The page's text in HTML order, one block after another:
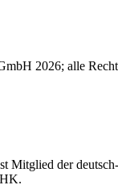
2026; alle